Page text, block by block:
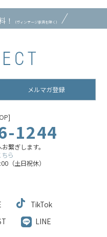
！ （ヴィンテージ家具を除く）
メルマガ登録
1244
繋ぎします。
ちら
（土日祝休）
TikTok
LINE